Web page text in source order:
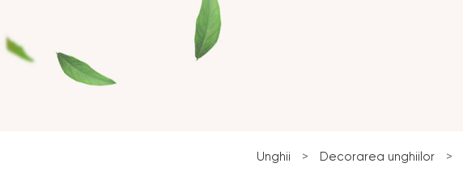
Unghii > Decorarea unghiilor >